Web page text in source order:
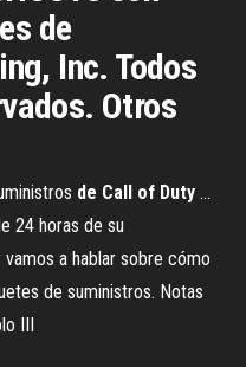
de
Inc. Todos
Otros
de Call of Duty ...
24 horas de su
vamos a hablar sobre cómo
de suministros. Notas
III